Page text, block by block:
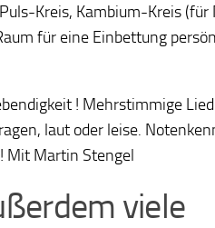
Kreis, Kambium-Kreis
für eine Einbettung
! Mehrstimmige
laut oder leise.
Mit Martin Stengel
viele